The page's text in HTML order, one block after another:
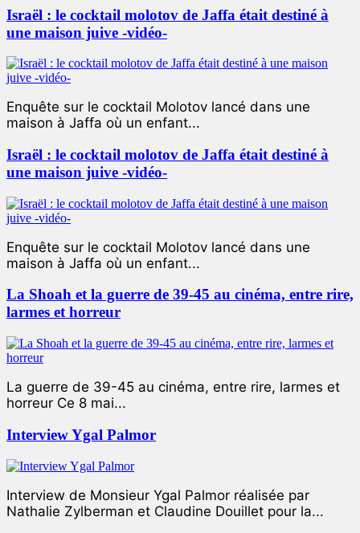
Israël : le cocktail molotov de Jaffa était destiné à
une maison juive -vidéo-
Enquête sur le cocktail Molotov lancé dans une
maison à Jaffa où un enfant...
Israël : le cocktail molotov de Jaffa était destiné à
une maison juive -vidéo-
Enquête sur le cocktail Molotov lancé dans une
maison à Jaffa où un enfant...
La Shoah et la guerre de 39-45 au cinéma, entre rire,
larmes et horreur
La guerre de 39-45 au cinéma, entre rire, larmes et
horreur Ce 8 mai...
Interview Ygal Palmor
Interview de Monsieur Ygal Palmor réalisée par
Nathalie Zylberman et Claudine Douillet pour la...